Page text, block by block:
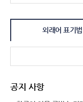
외래어 표기법
공지 사항